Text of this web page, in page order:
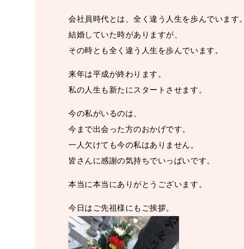
会社員時代とは、全く違う人生を歩んでいます。
結婚していた時がありますが、
その時とも全く違う人生を歩んでいます。
来年は平成が終わります。
私の人生も新たにスタートさせます。
今の私がいるのは、
今まで出会った方のおかげです。
一人欠けても今の私はありません。
皆さんに感謝の気持ちでいっぱいです。
本当に本当にありがとうございます。
今日はご先祖様にもご挨拶。